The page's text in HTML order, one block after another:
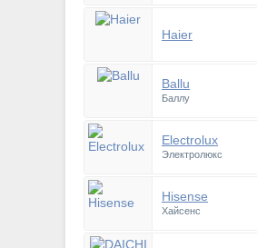
Haier
Ballu
Баллу
Electrolux
Электролюкс
Hisense
Хайсенс